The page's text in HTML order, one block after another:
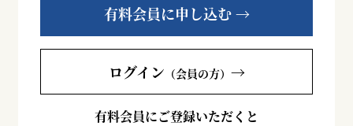
有料会員に申し込む →
ログイン （会員の方） →
有料会員にご登録いただくと